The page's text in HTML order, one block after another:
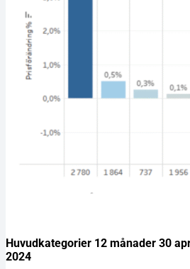
Huvudkategorier 12 månader 30
2024